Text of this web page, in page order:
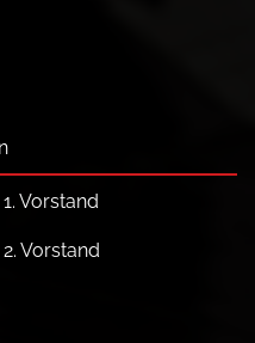
Vorstand
Vorstand